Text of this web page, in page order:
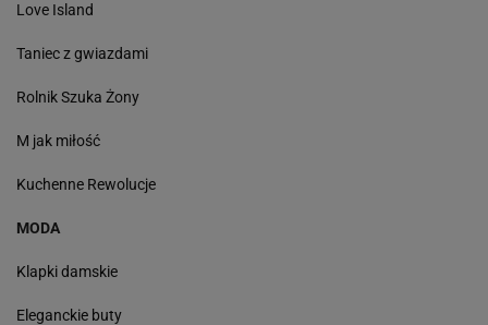
Love Island
Taniec z gwiazdami
Rolnik Szuka Żony
M jak miłość
Kuchenne Rewolucje
MODA
Klapki damskie
Eleganckie buty